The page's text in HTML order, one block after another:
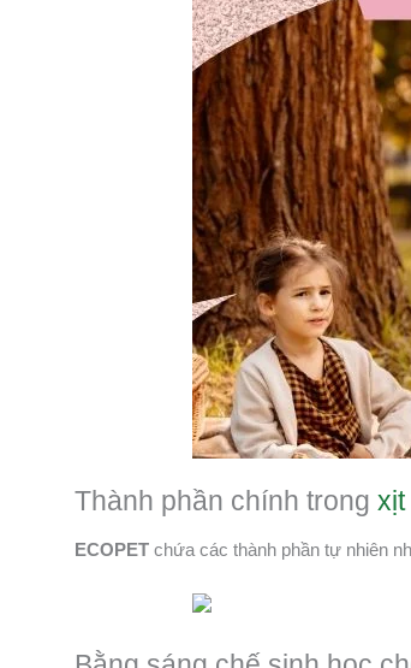
Thành phần chính trong xịt
ECOPET chứa các thành phần tự nhiên